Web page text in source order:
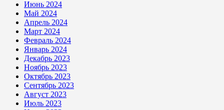
Июнь 2024
Май 2024
Апрель 2024
Март 2024
Февраль 2024
Январь 2024
Декабрь 2023
Ноябрь 2023
Октябрь 2023
Сентябрь 2023
Август 2023
Июль 2023